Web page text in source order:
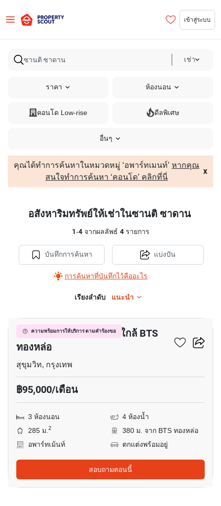
เข้าสู่ระบบ
เช่า
ราคา ห้องนอน
คอนโด Low-rise ดีลพิเศษ
อื่นๆ
คุณได้ทำการค้นหาในหมวดหมู่ ‘อพาร์ทเมนท์’ หากคุณ
สนใจทำการค้นหา ‘คอนโด’ คลิกที่นี่
x
อสังหาริมทรัพย์ให้เช่าในซานติ ซาดาน
1-4จากผลลัพธ์ 4รายการ
บันทึกการค้นหา
การค้นหาที่บันทึกไว้คืออะไร
แบ่งปัน
เรียงลำดับ แนะนำ
ความพร้อมการให้บริการ ตามคำร้องขอ
อพาร์ทเมนต์ 3-ห้องนอน ใกล้ BTS
ทองหล่อ
สุขุมวิท, กรุงเทพ
฿95,000/เดือน
3 ห้องนอน
4 ห้องน้ำ
285 ม.2
380 ม. จาก BTS ทองหล่อ
อพาร์ทเม้นท์
ตกแต่งพร้อมอยู่
สอบถามตอนนี้